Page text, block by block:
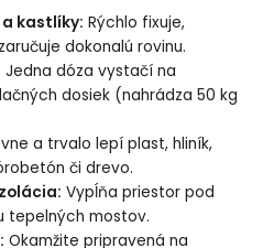
kastlíky: Rýchlo fixuje,
dokonalú rovinu.
Jedna dóza vystačí na
dosiek (nahrádza 50 kg
a trvalo lepí plast, hliník,
či drevo.
Vypĺňa priestor pod
tepelných mostov.
Okamžite pripravená na